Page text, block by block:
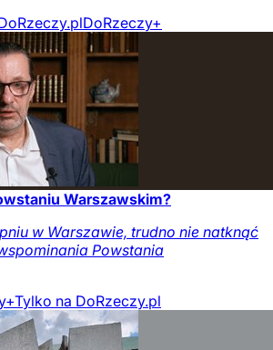
DoRzeczy+
Warszawskim?
w Warszawie, trudno nie natknąć
Powstania
Tylko na DoRzeczy.pl